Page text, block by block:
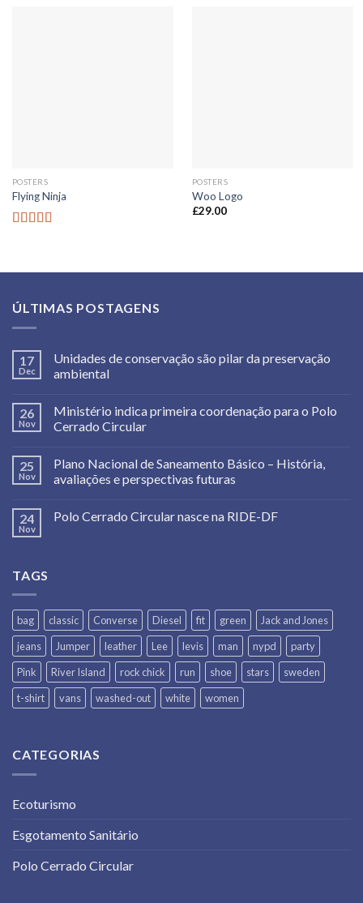
POSTERS
Flying Ninja
POSTERS
Woo Logo
£29.00
ÚLTIMAS POSTAGENS
17
Dec
Unidades de conservação são pilar da preservação
ambiental
26
Nov
Ministério indica primeira coordenação para o Polo
Cerrado Circular
25
Nov
Plano Nacional de Saneamento Básico – História,
avaliações e perspectivas futuras
24
Nov
Polo Cerrado Circular nasce na RIDE-DF
TAGS
bag classic Converse Diesel fit green
Jack and Jones
jeans
Jumper leather Lee levis man nypd
party
Pink
River Island rock chick run shoe stars
sweden
t-shirt
vans washed-out white women
CATEGORIAS
Ecoturismo
Esgotamento Sanitário
Polo Cerrado Circular